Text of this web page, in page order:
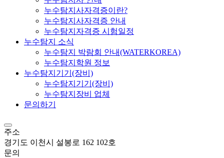
누수탐지사자격증이란?
누수탐지사자격증 안내
누수탐지자격증 시험일정
누수탐지 소식
누수탐지 박람회 안내(WATERKOREA)
누수탐지학원 정보
누수탐지기기(장비)
누수탐지기기(장비)
누수탐지장비 업체
문의하기
주소
경기도 이천시 설봉로 162 102호
문의